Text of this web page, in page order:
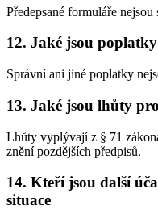
Předepsané formuláře nejsou
12. Jaké jsou
Správní ani jiné poplatky
13. Jaké jsou lhůty
Lhůty vyplývají z § 71
znění pozdějších předpisů.
14. Kteří jsou další
situace